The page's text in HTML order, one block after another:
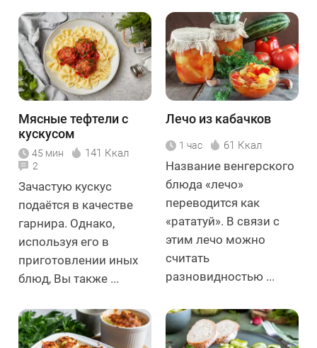
Мясные тефтели с
кускусом
45 мин 141 Ккал
2
Зачастую кускус
подаётся в качестве
гарнира. Однако,
используя его в
приготовлении иных
блюд, Вы также ...
Лечо из кабачков
1 час 61 Ккал
Название венгерского
блюда «лечо»
переводится как
«рататуй». В связи с
этим лечо можно
считать
разновидностью ...